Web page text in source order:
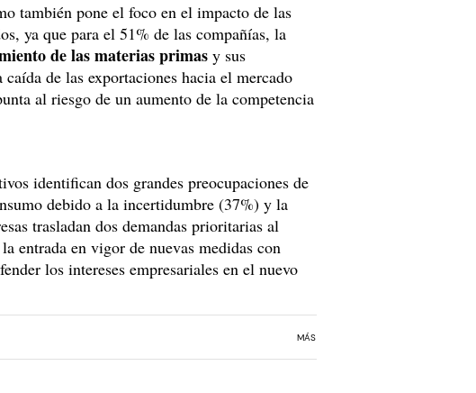
también pone el foco en el impacto de las
ya que para el 51% de las compañías, la
de las materias primas y sus
de las exportaciones hacia el mercado
al riesgo de un aumento de la competencia
identifican dos grandes preocupaciones de
debido a la incertidumbre (37%) y la
trasladan dos demandas prioritarias al
entrada en vigor de nuevas medidas con
los intereses empresariales en el nuevo
MÁS